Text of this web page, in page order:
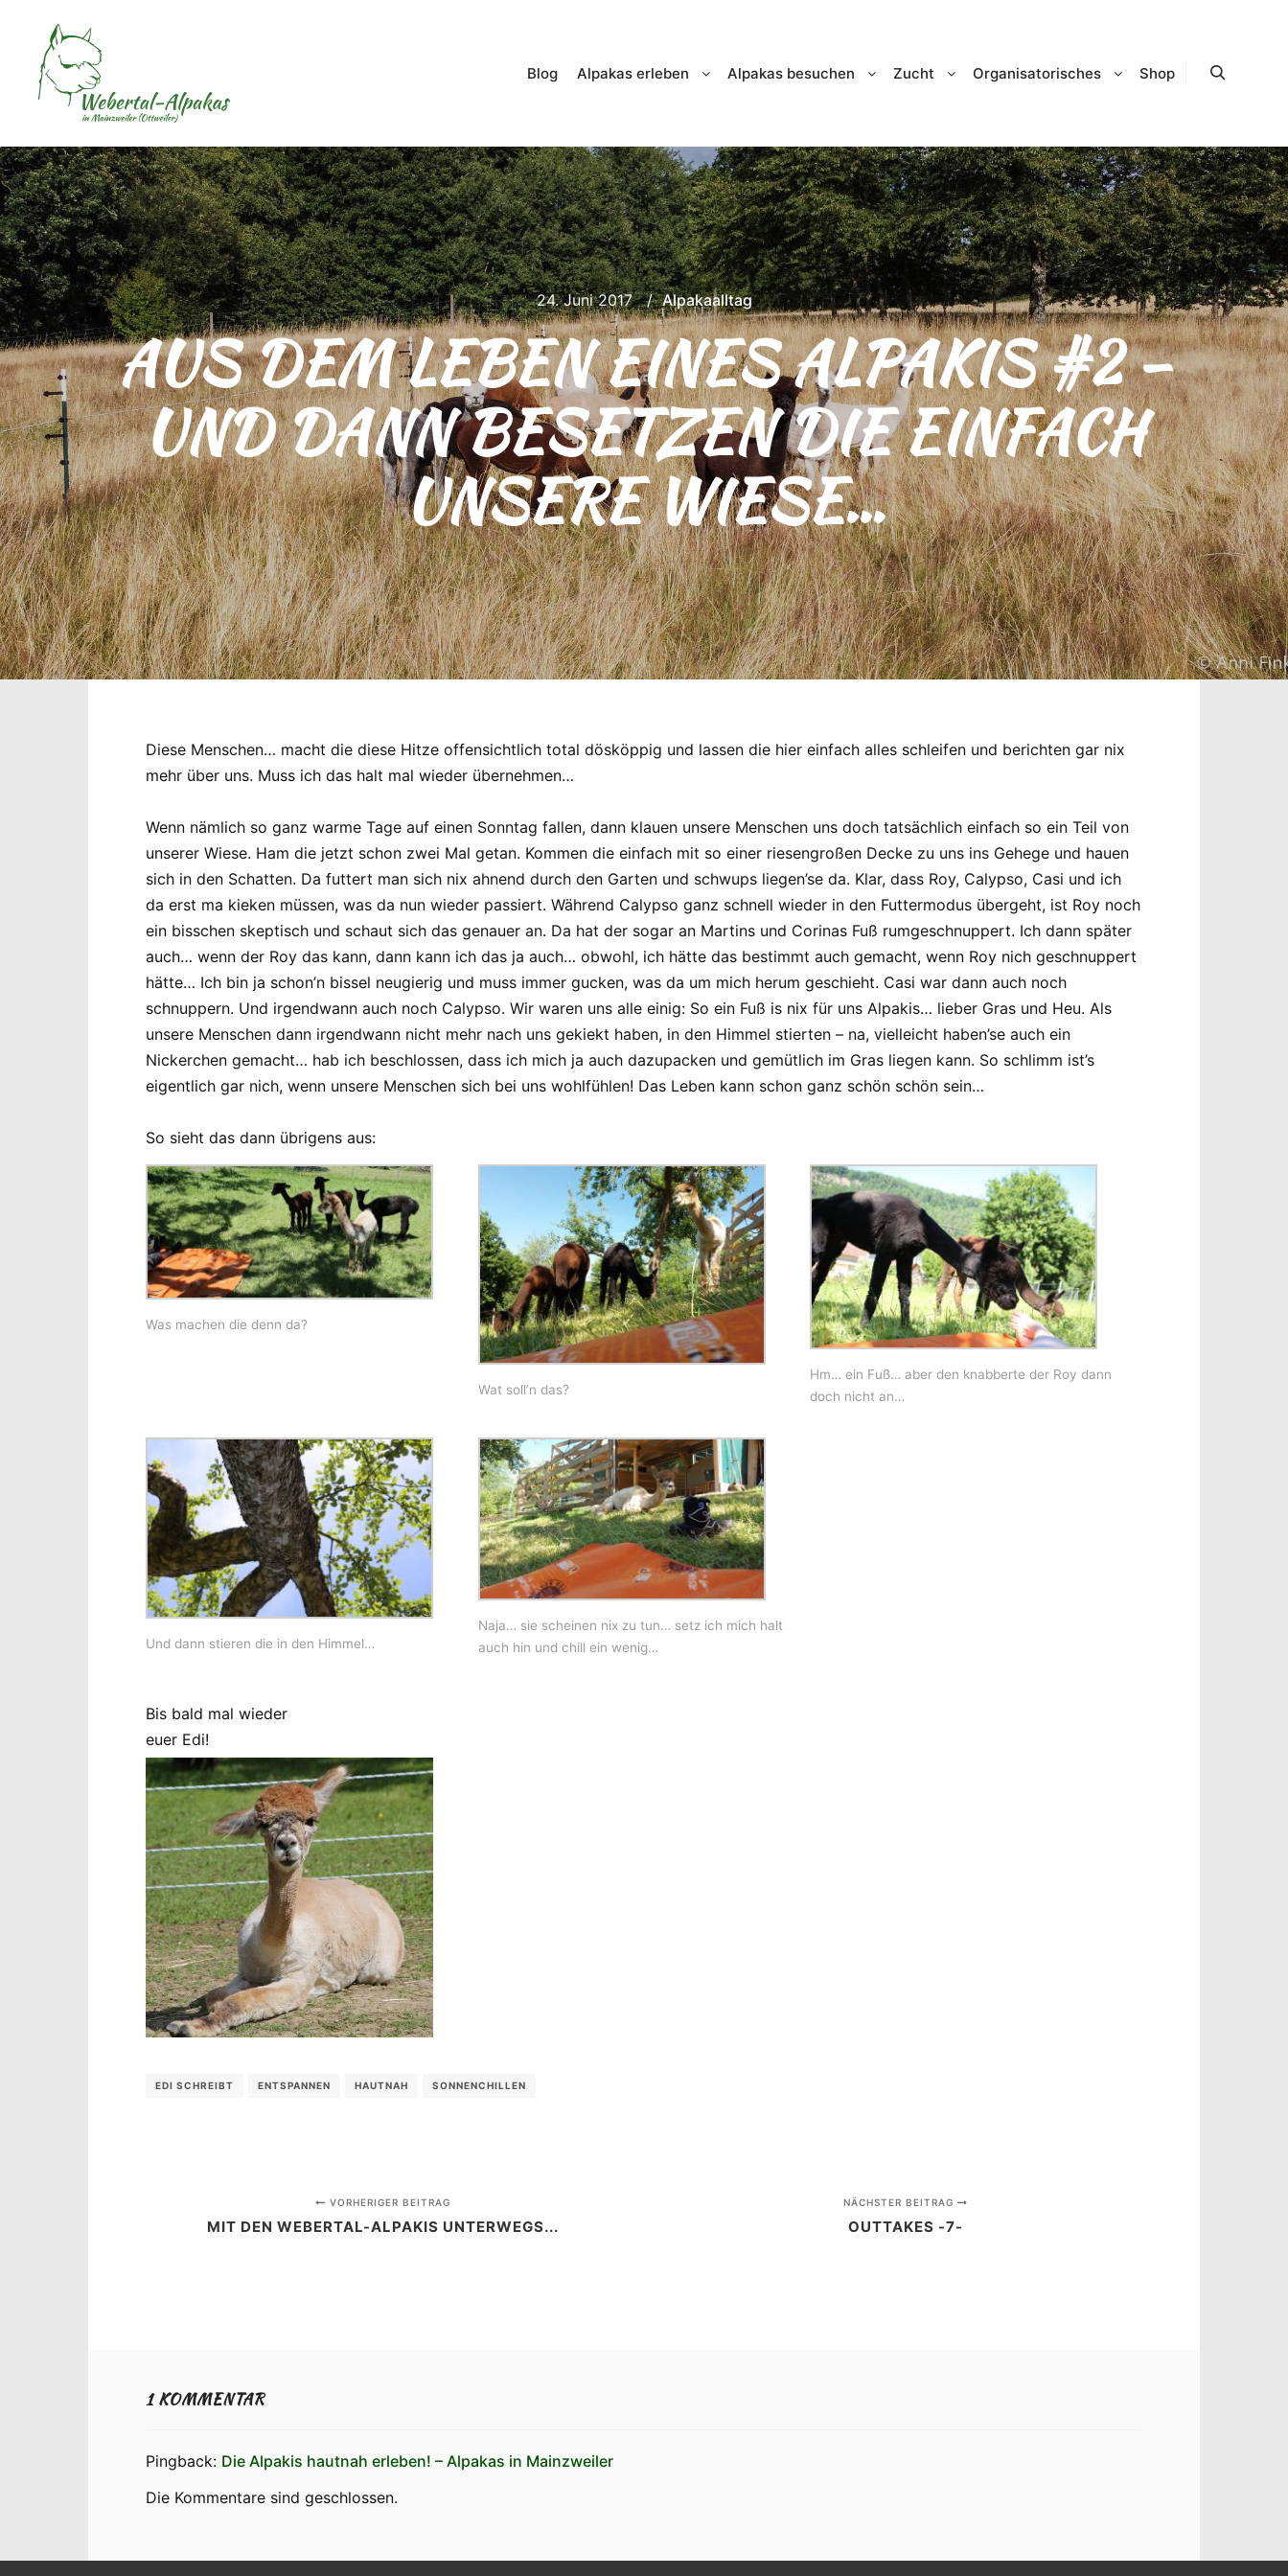
Blog Alpakas erleben Alpakas besuchen Zucht Organisatorisches Shop
24. Juni 2017 Alpakaalltag
AUS DEM LEBEN EINES ALPAKIS #2 –
UND DANN BESETZEN DIE EINFACH
UNSERE WIESE…
Diese Menschen… macht die diese Hitze offensichtlich total dösköppig und lassen die hier einfach alles schleifen und berichten gar nix
mehr über uns. Muss ich das halt mal wieder übernehmen…
Wenn nämlich so ganz warme Tage auf einen Sonntag fallen, dann klauen unsere Menschen uns doch tatsächlich einfach so ein Teil von
unserer Wiese. Ham die jetzt schon zwei Mal getan. Kommen die einfach mit so einer riesengroßen Decke zu uns ins Gehege und hauen
sich in den Schatten. Da futtert man sich nix ahnend durch den Garten und schwups liegen’se da. Klar, dass Roy, Calypso, Casi und ich
da erst ma kieken müssen, was da nun wieder passiert. Während Calypso ganz schnell wieder in den Futtermodus übergeht, ist Roy noch
ein bisschen skeptisch und schaut sich das genauer an. Da hat der sogar an Martins und Corinas Fuß rumgeschnuppert. Ich dann später
auch… wenn der Roy das kann, dann kann ich das ja auch… obwohl, ich hätte das bestimmt auch gemacht, wenn Roy nich geschnuppert
hätte… Ich bin ja schon’n bissel neugierig und muss immer gucken, was da um mich herum geschieht. Casi war dann auch noch
schnuppern. Und irgendwann auch noch Calypso. Wir waren uns alle einig: So ein Fuß is nix für uns Alpakis… lieber Gras und Heu. Als
unsere Menschen dann irgendwann nicht mehr nach uns gekiekt haben, in den Himmel stierten – na, vielleicht haben’se auch ein
Nickerchen gemacht… hab ich beschlossen, dass ich mich ja auch dazupacken und gemütlich im Gras liegen kann. So schlimm ist’s
eigentlich gar nich, wenn unsere Menschen sich bei uns wohlfühlen! Das Leben kann schon ganz schön schön sein…
So sieht das dann übrigens aus:
Was machen die denn da?
Wat soll’n das?
Hm… ein Fuß… aber den knabberte der Roy dann
doch nicht an…
Und dann stieren die in den Himmel…
Naja… sie scheinen nix zu tun… setz ich mich halt
auch hin und chill ein wenig…
Bis bald mal wieder
euer Edi!
EDI SCHREIBT ENTSPANNEN HAUTNAH SONNENCHILLEN
VORHERIGER BEITRAG
MIT DEN WEBERTAL-ALPAKIS UNTERWEGS...
NÄCHSTER BEITRAG
OUTTAKES -7-
1 KOMMENTAR
Pingback: Die Alpakis hautnah erleben! – Alpakas in Mainzweiler
Die Kommentare sind geschlossen.